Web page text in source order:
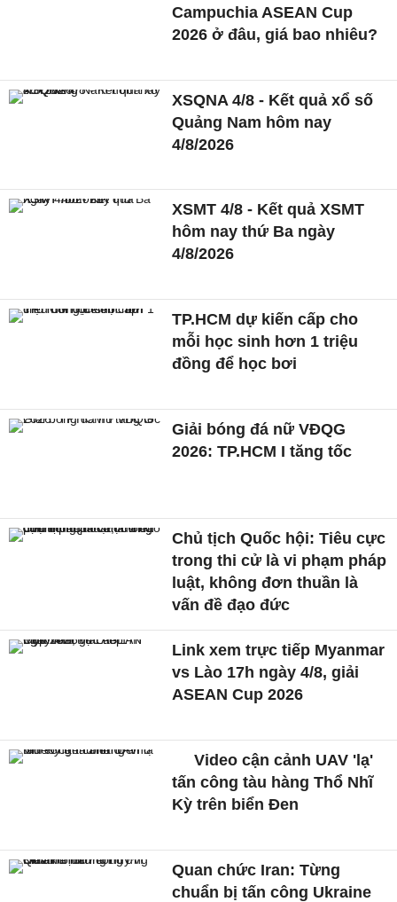
Campuchia ASEAN Cup
2026 ở đâu, giá bao nhiêu?
XSQNA 4/8 - Kết quả xổ số
Quảng Nam hôm nay
4/8/2026
XSMT 4/8 - Kết quả XSMT
hôm nay thứ Ba ngày
4/8/2026
TP.HCM dự kiến cấp cho
mỗi học sinh hơn 1 triệu
đồng để học bơi
Giải bóng đá nữ VĐQG
2026: TP.HCM I tăng tốc
Chủ tịch Quốc hội: Tiêu cực
trong thi cử là vi phạm pháp
luật, không đơn thuần là
vấn đề đạo đức
Link xem trực tiếp Myanmar
vs Lào 17h ngày 4/8, giải
ASEAN Cup 2026
Video cận cảnh UAV 'lạ'
tấn công tàu hàng Thổ Nhĩ
Kỳ trên biển Đen
Quan chức Iran: Từng
chuẩn bị tấn công Ukraine